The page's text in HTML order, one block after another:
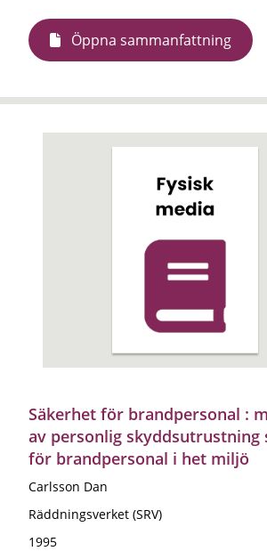
Öppna sammanfattning
Säkerhet för brandpersonal :
av personlig skyddsutrustning
för brandpersonal i het miljö
Carlsson Dan
Räddningsverket (SRV)
1995